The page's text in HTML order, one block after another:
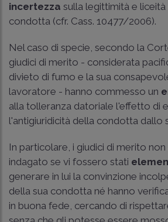
incertezza sulla legittimità e
condotta (cfr. Cass. 10477/2006).
Nel caso di specie, secondo la
giudici di merito - considerata
divieto di fumo e la sua
lavoratore - hanno commesso un
alla tolleranza datoriale l'effetto di
l'antigiuridicità della condotta dallo
In particolare, i giudici di merito
indagato se vi fossero stati
generare in lui la convinzione
della sua condotta né hanno
in buona fede, cercando di